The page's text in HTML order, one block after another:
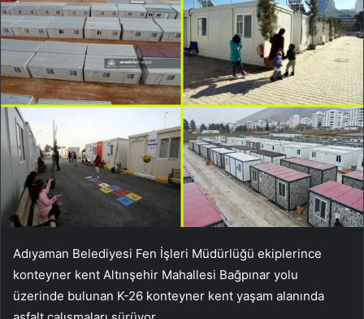
Adıyaman Belediyesi Fen İşleri Müdürlüğü ekiplerince
konteyner kent Altınşehir Mahallesi Bağpınar yolu
üzerinde bulunan K-26 konteyner kent yaşam alanında